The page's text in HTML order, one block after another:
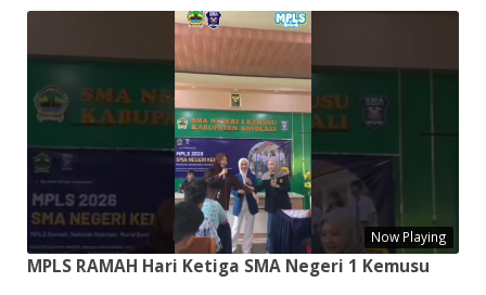
Now Playing
MPLS RAMAH Hari Ketiga SMA Negeri 1 Kemusu